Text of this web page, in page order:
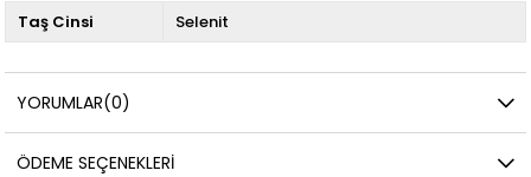
Taş Cinsi Selenit
YORUMLAR(0)
ÖDEME SEÇENEKLERI